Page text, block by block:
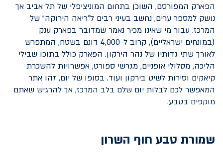
הפארק המפורסם, השוכן בתחום המוניציפלי של תל אביב אך
נושק למספר ערים, נחשב בעיני רבים ל"ריאה הירוקה" של
המרכז. עבור מי שאינו מכיר נאמר שמדובר בפארק ענק
(במונחים ישראליים), קרוב ל-4,000 דונם בשטח, המתפרש
לאורך שתי גדותיו של נהר הירקון. הפארק כולל בתוכו שבילי
הליכה, מסלולי אופניים, מגרשי ספורט, אפשרויות להשכרת
קיאקים וסירות לשיט בירקון ועוד. בסופו של יום, זהו אתר
המאפשר לכם לבלות יום שלם בלב המרכז, אך להרגיש שאתם
מוקפים בטבע.
שמורת טבע חוף השרון